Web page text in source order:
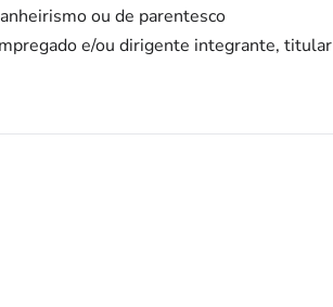
ou de parentesco
e/ou dirigente integrante, titular